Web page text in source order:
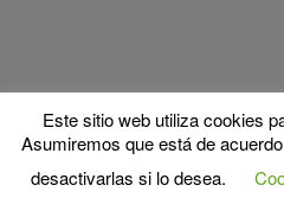
Este sitio web utiliza cookies
Asumiremos que está de
desactivarlas si lo desea.